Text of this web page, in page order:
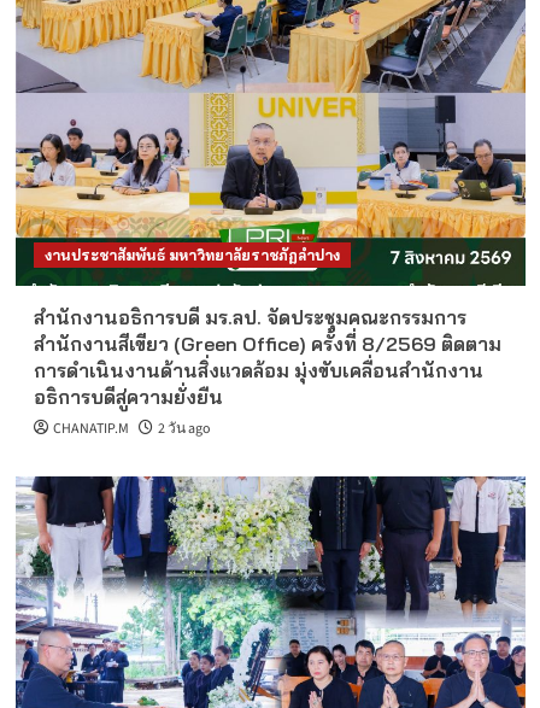
งานประชาสัมพันธ์ มหาวิทยาลัยราชภัฏลำปาง
สำนักงานอธิการบดี มร.ลป. จัดประชุมคณะกรรมการ
สำนักงานสีเขียว (Green Office) ครั้งที่ 8/2569 ติดตาม
การดำเนินงานด้านสิ่งแวดล้อม มุ่งขับเคลื่อนสำนักงาน
อธิการบดีสู่ความยั่งยืน
CHANATIP.M 2 วัน ago